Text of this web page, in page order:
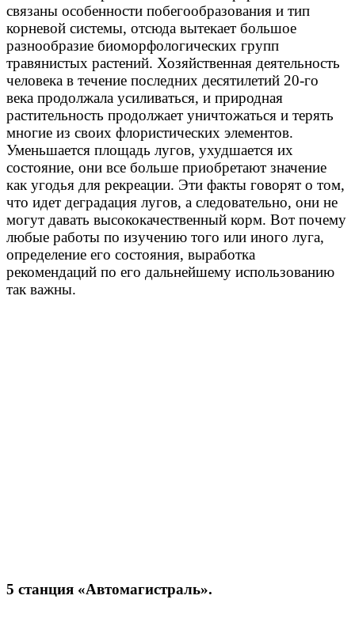
связаны особенности побегообразования и тип
корневой системы, отсюда вытекает большое
разнообразие биоморфологических групп
травянистых растений. Хозяйственная деятельность
человека в течение последних десятилетий 20-го
века продолжала усиливаться, и природная
растительность продолжает уничтожаться и терять
многие из своих флористических элементов.
Уменьшается площадь лугов, ухудшается их
состояние, они все больше приобретают значение
как угодья для рекреации. Эти факты говорят о том,
что идет деградация лугов, а следовательно, они не
могут давать высококачественный корм. Вот почему
любые работы по изучению того или иного луга,
определение его состояния, выработка
рекомендаций по его дальнейшему использованию
так важны.
5 станция «Автомагистраль».